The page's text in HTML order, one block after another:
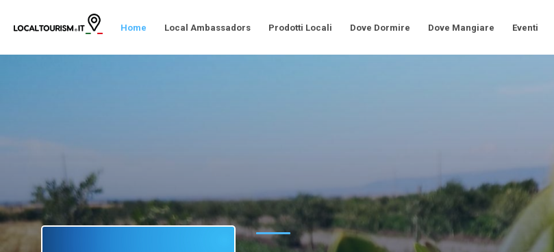
Home Local Ambassadors Prodotti Locali Dove Dormire Dove Mangiare Eventi